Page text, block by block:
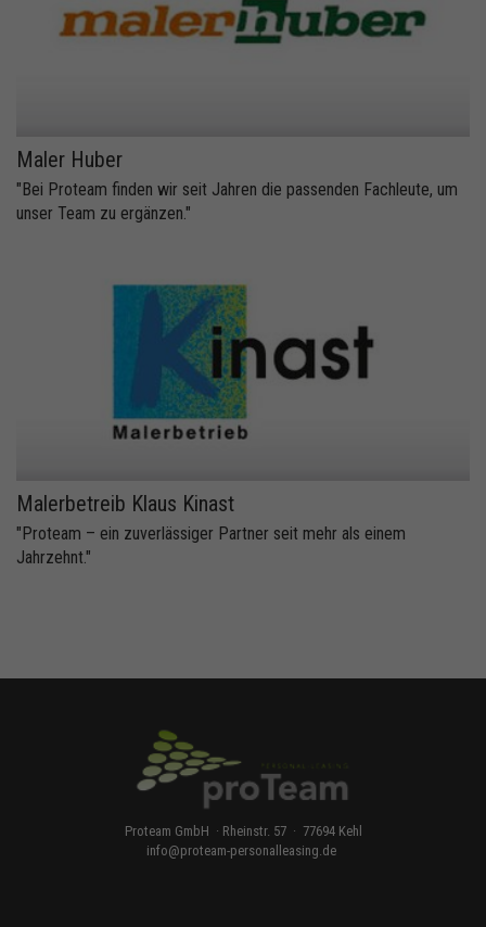
Maler Huber
"Bei Proteam finden wir seit Jahren die passenden Fachleute, um
unser Team zu ergänzen."
Malerbetreib Klaus Kinast
"Proteam – ein zuverlässiger Partner seit mehr als einem
Jahrzehnt."
Proteam GmbH · Rheinstr. 57 · 77694 Kehl
info@proteam-personalleasing.de